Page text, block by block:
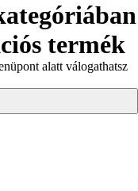
termék
alatt válogathatsz